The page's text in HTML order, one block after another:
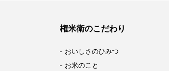
権米衛のこだわり
おいしさのひみつ
お米のこと